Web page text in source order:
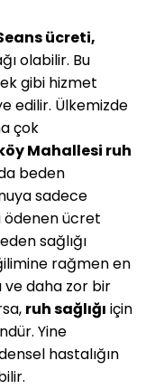
ücreti,
olabilir. Bu
gibi hizmet
edilir. Ülkemizde
çok
Mahallesi ruh
beden
sadece
ödenen ücret
sağlığı
rağmen en
ve daha zor bir
ruh sağlığı için
Yine
hastalığın